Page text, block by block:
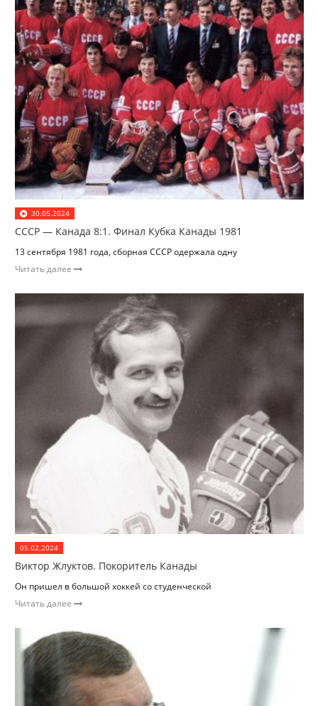
30.05.2024
СССР — Канада 8:1. Финал Кубка Канады 1981
13 сентября 1981 года, сборная СССР одержала одну
Читать далее
05.02.2024
Виктор Жлуктов. Покоритель Канады
Он пришел в большой хоккей со студенческой
Читать далее